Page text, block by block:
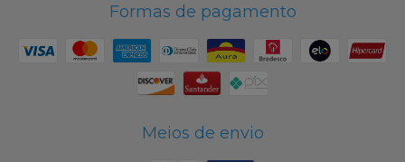
Formas de pagamento
Meios de envio